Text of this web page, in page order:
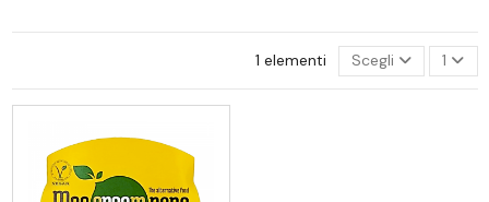
1 elementi Scegli 1